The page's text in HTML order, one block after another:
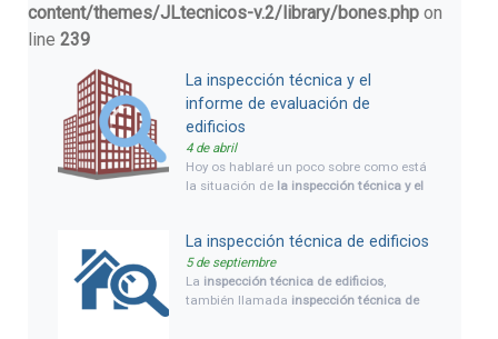
content/themes/JLtecnicos-v.2/library/bones.phpon
line 239
La inspección técnica y el
informe de evaluación de
edificios
4 de abril
Hoy os hablaré un poco sobre como está
la situación de la inspección técnica y el
novedades. Y daremos una visión global
de qué es cada cosa, inspección técnica
de edificios (ITE) e informe de evaluación
de edificios (IEE), y cuando es necesario
La inspección técnica de edificios
5 de septiembre
La inspección técnica de edificios,
también llamada inspección técnica de